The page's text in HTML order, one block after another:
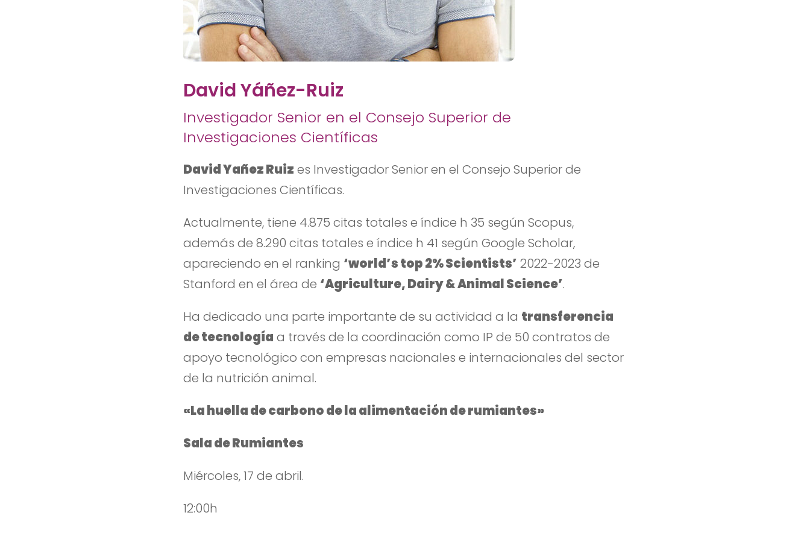
David Yáñez-Ruiz
Investigador Senior en el Consejo Superior de
Investigaciones Científicas
David Yañez Ruiz es Investigador Senior en el Consejo Superior de
Investigaciones Científicas.
Actualmente, tiene 4.875 citas totales e índice h 35 según Scopus,
además de 8.290 citas totales e índice h 41 según Google Scholar,
apareciendo en el ranking ‘world’s top 2% Scientists’ 2022-2023 de
Stanford en el área de ‘Agriculture, Dairy & Animal Science’.
Ha dedicado una parte importante de su actividad a la transferencia
de tecnología a través de la coordinación como IP de 50 contratos de
apoyo tecnológico con empresas nacionales e internacionales del sector
de la nutrición animal.
«La huella de carbono de la alimentación de rumiantes»
Sala de Rumiantes
Miércoles, 17 de abril.
12:00h